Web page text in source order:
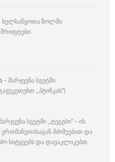
ხელსაწყოთა ზოლში
– მარჯვენა სვეტში
,,პტიჩკას”)
სვეტში ,,ტეგები“ – ის
მძიმეებით და
სიტყვებს და დავაკლიკებთ